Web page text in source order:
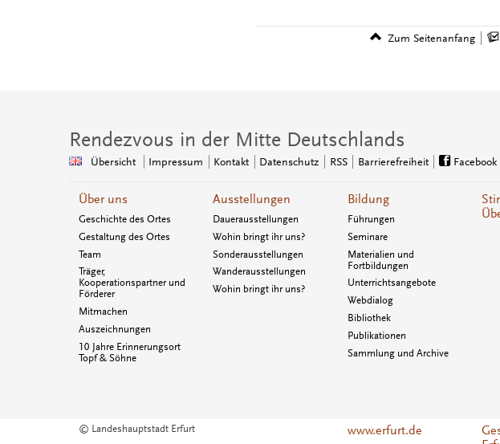
Zum Seitenanfang
Rendezvous in der Mitte Deutschlands
Übersicht Impressum Kontakt Datenschutz RSS Barrierefreiheit Facebook
Über uns
Geschichte des Ortes
Gestaltung des Ortes
Team
Träger,
Kooperationspartner und
Förderer
Mitmachen
Auszeichnungen
10 Jahre Erinnerungsort
Topf & Söhne
Ausstellungen
Dauerausstellungen
Wohin bringt ihr uns?
Sonderausstellungen
Wanderausstellungen
Wohin bringt ihr uns?
Bildung
Führungen
Seminare
Materialien und
Fortbildungen
Unterrichtsangebote
Webdialog
Bibliothek
Publikationen
Sammlung und Archive
© Landeshauptstadt Erfurt www.erfurt.de